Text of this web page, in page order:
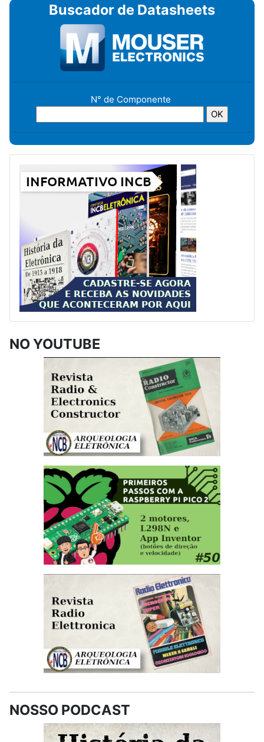
Buscador de Datasheets
N° de Componente
NO YOUTUBE
NOSSO PODCAST